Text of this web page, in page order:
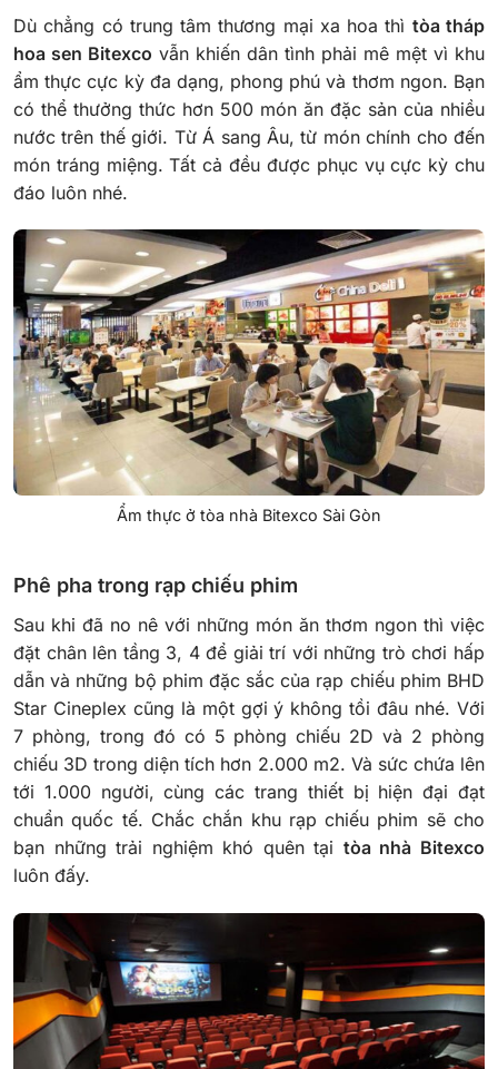
Dù chẳng có trung tâm thương mại xa hoa thì tòa tháp
hoa sen Bitexco vẫn khiến dân tình phải mê mệt vì khu
ẩm thực cực kỳ đa dạng, phong phú và thơm ngon. Bạn
có thể thưởng thức hơn 500 món ăn đặc sản của nhiều
nước trên thế giới. Từ Á sang Âu, từ món chính cho đến
món tráng miệng. Tất cả đều được phục vụ cực kỳ chu
đáo luôn nhé.
Ẩm thực ở tòa nhà Bitexco Sài Gòn
Phê pha trong rạp chiếu phim
Sau khi đã no nê với những món ăn thơm ngon thì việc
đặt chân lên tầng 3, 4 để giải trí với những trò chơi hấp
dẫn và những bộ phim đặc sắc của rạp chiếu phim BHD
Star Cineplex cũng là một gợi ý không tồi đâu nhé. Với
7 phòng, trong đó có 5 phòng chiếu 2D và 2 phòng
chiếu 3D trong diện tích hơn 2.000 m2. Và sức chứa lên
tới 1.000 người, cùng các trang thiết bị hiện đại đạt
chuẩn quốc tế. Chắc chắn khu rạp chiếu phim sẽ cho
bạn những trải nghiệm khó quên tại tòa nhà Bitexco
luôn đấy.